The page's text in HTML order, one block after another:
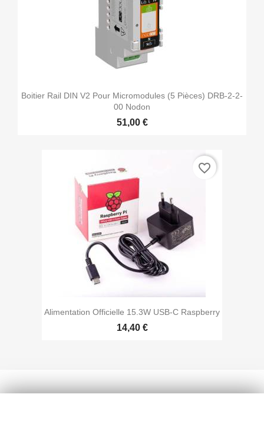
Boitier Rail DIN V2 Pour Micromodules (5 Pièces) DRB-2-2-
00 Nodon
51,00 €
Alimentation Officielle 15.3W USB-C Raspberry
14,40 €
favorite_border